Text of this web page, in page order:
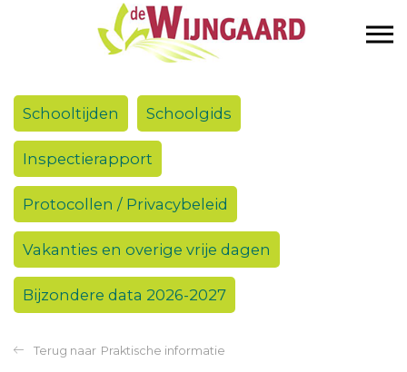
Schooltijden Schoolgids
Inspectierapport
Protocollen / Privacybeleid
Vakanties en overige vrije dagen
Bijzondere data 2026-2027
Praktische informatie